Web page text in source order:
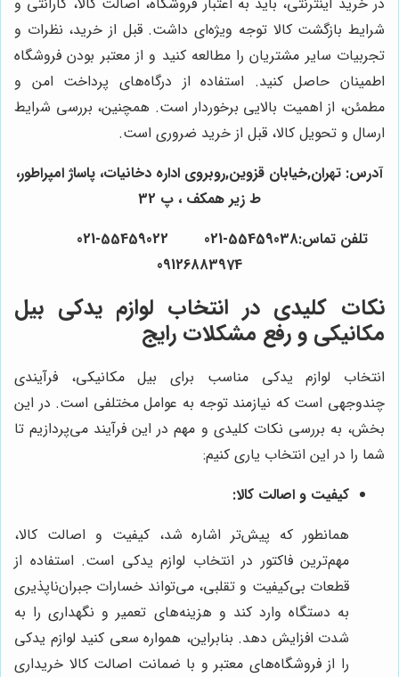
شرایط بازگشت کالا توجه ویژه‌ای داشت. قبل از خرید، نظرات و
تجربیات سایر مشتریان را مطالعه کنید و از معتبر بودن فروشگاه
اطمینان حاصل کنید. استفاده از درگاه‌های پرداخت امن و
مطمئن، از اهمیت بالایی برخوردار است. همچنین، بررسی شرایط
ارسال و تحویل کالا، قبل از خرید ضروری است.
آدرس: تهران,خیابان قزوین,روبروی اداره دخانیات، پاساژ امپراطور،
ط زیر همکف ، پ 32
09126883974
نکات کلیدی در انتخاب لوازم یدکی بیل
مکانیکی و رفع مشکلات رایج
انتخاب لوازم یدکی مناسب برای بیل مکانیکی، فرآیندی
چندوجهی است که نیازمند توجه به عوامل مختلفی است. در این
بخش، به بررسی نکات کلیدی و مهم در این فرآیند می‌پردازیم تا
شما را در این انتخاب یاری کنیم:
کیفیت و اصالت کالا:
همانطور که پیش‌تر اشاره شد، کیفیت و اصالت کالا،
مهم‌ترین فاکتور در انتخاب لوازم یدکی است. استفاده از
قطعات بی‌کیفیت و تقلبی، می‌تواند خسارات جبران‌ناپذیری
به دستگاه وارد کند و هزینه‌های تعمیر و نگهداری را به
شدت افزایش دهد. بنابراین، همواره سعی کنید لوازم یدکی
را از فروشگاه‌های معتبر و با ضمانت اصالت کالا خریداری